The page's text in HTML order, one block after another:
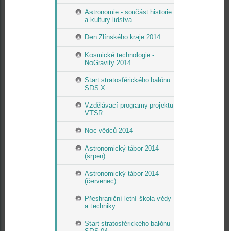
Astronomie - součást historie
a kultury lidstva
Den Zlínského kraje 2014
Kosmické technologie -
NoGravity 2014
Start stratosférického balónu
SDS X
Vzdělávací programy projektu
VTSR
Noc vědců 2014
Astronomický tábor 2014
(srpen)
Astronomický tábor 2014
(červenec)
Přeshraniční letní škola vědy
a techniky
Start stratosférického balónu